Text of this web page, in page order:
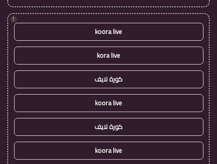
!
koora live
kora live
كورة لايف
koora live
كورة لايف
koora live